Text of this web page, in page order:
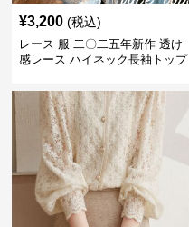
¥3,200 (税込)
レース 服 二〇二五年新作 透け
感レース ハイネック長袖トップ